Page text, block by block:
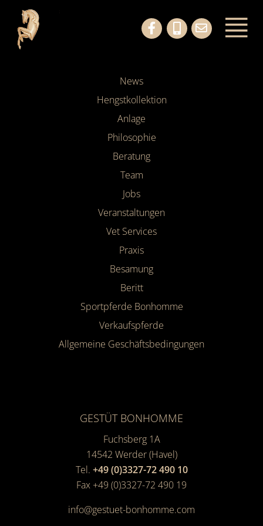
News
Hengstkollektion
Anlage
Philosophie
Beratung
Team
Jobs
Veranstaltungen
Vet Services
Praxis
Besamung
Beritt
Sportpferde Bonhomme
Verkaufspferde
Allgemeine Geschäfts­bedingungen
GESTÜT BONHOMME
Fuchsberg 1A
14542 Werder (Havel)
Tel. +49 (0)3327-72 490 10
Fax +49 (0)3327-72 490 19
info@gestuet-bonhomme.com